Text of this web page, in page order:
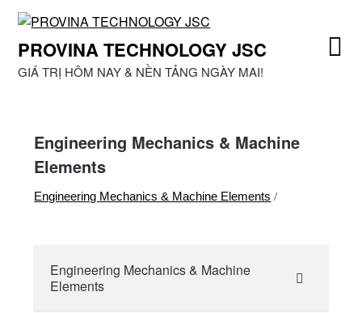
Skip
contentPROVINA TECHNOLOGY JSC
GIÁ TRỊ HÔM NAY & NỀN TẢNG NGÀY MAI!
Engineering Mechanics & Machine
Elements
Engineering Mechanics & Machine Elements /
Engineering Mechanics & Machine
Elements